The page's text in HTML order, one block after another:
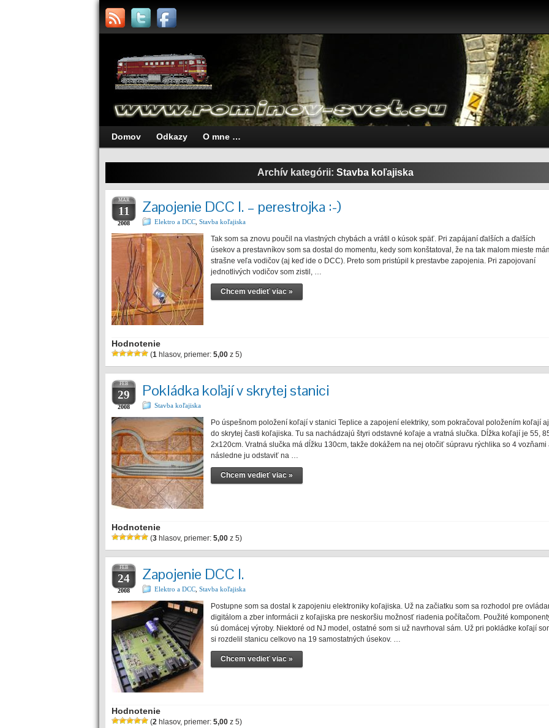
Domov Odkazy O mne …
Archív kategórii: Stavba koľajiska
MAR
11
2008
Zapojenie DCC I. – perestrojka :-)
Elektro a DCC Stavba koľajiska
Tak som sa znovu poučil na vlastných chybách a vrátil o kúsok späť. Pri zapájaní ďalších a ďalších
úsekov a prestavníkov som sa dostal do momentu, kedy som konštatoval, že na tak malom mieste
strašne veľa vodičov (aj keď ide o DCC). Preto som pristúpil k prestavbe zapojenia. Pri zapojovaní
jednotlivých vodičov som zistil, …
Chcem vedieť viac »
Hodnotenie
(1 hlasov, priemer: 5,00 z 5)
FEB
29
2008
Pokládka koľají v skrytej stanici
Stavba koľajiska
Po úspešnom položení koľají v stanici Teplice a zapojení elektriky, som pokračoval položením koľají aj
do skrytej časti koľajiska. Tu sa nachádzajú štyri odstavné koľaje a vratná slučka. Dĺžka koľají je 55,
2x120cm. Vratná slučka má dĺžku 130cm, takže dokážem na nej otočiť súpravu rýchlika so 4 vozňami
následne ju odstaviť na …
Chcem vedieť viac »
Hodnotenie
(3 hlasov, priemer: 5,00 z 5)
FEB
24
2008
Zapojenie DCC I.
Elektro a DCC Stavba koľajiska
Postupne som sa dostal k zapojeniu elektroniky koľajiska. Už na začiatku som sa rozhodol pre
digitálom a zber informácii z koľajiska pre neskoršiu možnosť riadenia počítačom. Použité
sú domácej výroby. Niektoré od NJ model, ostatné som si už navrhoval sám. Už pri pokládke koľají
si rozdelil stanicu celkovo na 19 samostatných úsekov. …
Chcem vedieť viac »
Hodnotenie
(2 hlasov, priemer: 5,00 z 5)